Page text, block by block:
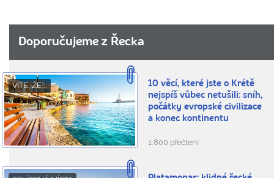
Doporučujeme z Řecka
VÍTE, ŽE...
10 věcí, které jste o Krétě
nejspíš vůbec netušili: sníh,
počátky evropské civilizace
a konec kontinentu
1.800 přečtení